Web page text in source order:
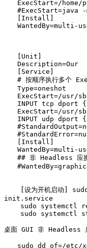
ExecStart=/
#ExecStart=java
[Install]
[Unit]
Description=Our
[Service]
# 按顺序执行多个
Type=oneshot
ExecStart=/
INPUT tcp dport
ExecStart=/
INPUT udp dport
[Install]
WantedBy=multi-
## 非 Headless 应
init.service
sudo dd of=/etc/